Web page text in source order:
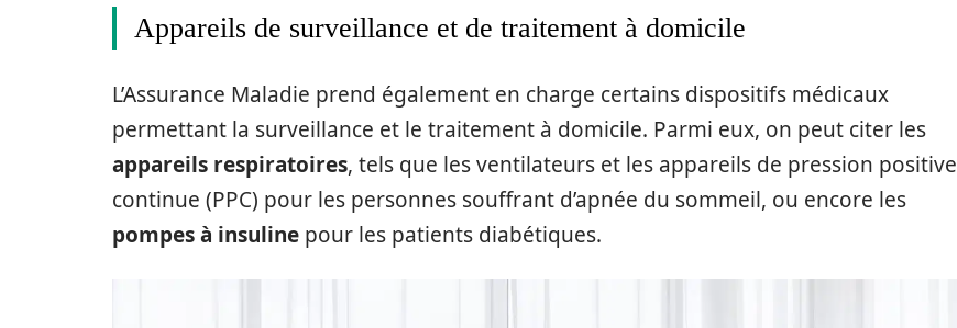
Appareils de surveillance et de traitement à domicile
L’Assurance Maladie prend également en charge certains dispositifs médicaux
permettant la surveillance et le traitement à domicile. Parmi eux, on peut citer les
appareils respiratoires, tels que les ventilateurs et les appareils de pression positive
continue (PPC) pour les personnes souffrant d’apnée du sommeil, ou encore les
pompes à insuline pour les patients diabétiques.